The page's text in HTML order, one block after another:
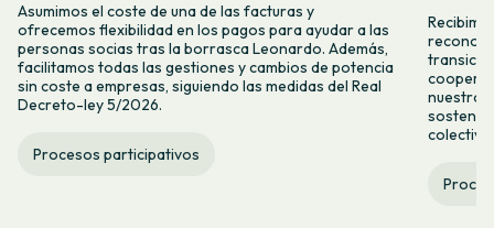
Asumimos el coste de una de las facturas y
ofrecemos flexibilidad en los pagos para ayudar a las
personas socias tras la borrasca Leonardo. Además,
facilitamos todas las gestiones y cambios de potencia
sin coste a empresas, siguiendo las medidas del Real
Decreto-ley 5/2026.
Procesos participativos
nuestro